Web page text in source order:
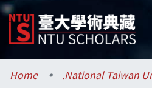
Communities & Collections
Home